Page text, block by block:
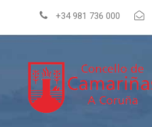
+34 981 736 000